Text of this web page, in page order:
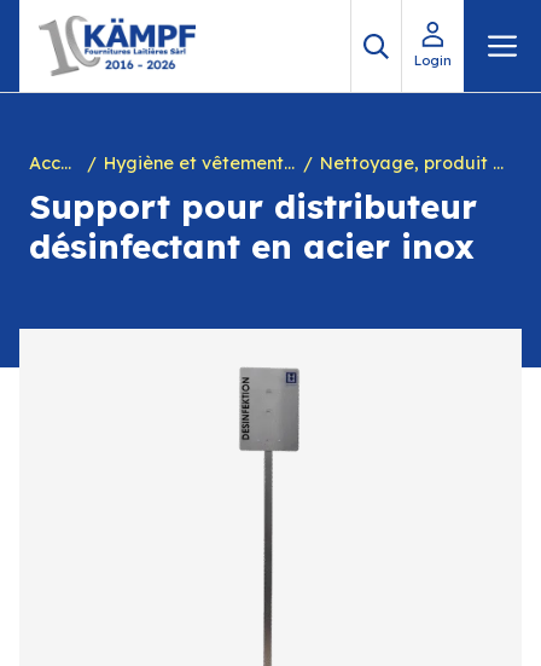
contenu
Login
Accueil Hygiène et vêtements de travail Nettoyage, produit désinfectant mains, yeux + distributeur
Support pour distributeur
désinfectant en acier inox